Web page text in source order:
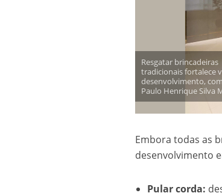
Resgatar brincadeiras
tradicionais fortalece
desenvolvimento,
Paulo Henrique Silva
Embora todas as
desenvolvimento
Pular corda: